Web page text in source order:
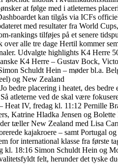
at følge med i atleternes
kan tilgås via ICFs
med resultater fra World
rankings tilføjes på et senere
alle tre dage Hertil kommer
Udvalgte highlights K4 Herre
K4 Herre – Gustav Bock,
Schuldt Hein – møder bl.a.
og New Zealand
bedre placering i heatet, des bedre
atleterne ved de skal være
Heat IV, fredag kl. 11:12 Pernille
Katrine Hladka Jensen og
tæller New Zealand med Lisa
kajakroere – samt Portugal
for international klasse fra første
kl. 18:16 Simon Schuldt Hein og
felt, herunder det tyske